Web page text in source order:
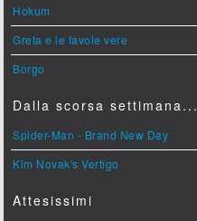
Hokum
Greta e le favole vere
Borgo
Dalla scorsa settimana...
Spider-Man - Brand New Day
Kim Novak's Vertigo
Attesissimi